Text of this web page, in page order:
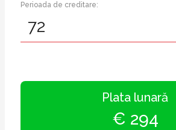
Perioada de creditare:
Plata lunară
€ 294